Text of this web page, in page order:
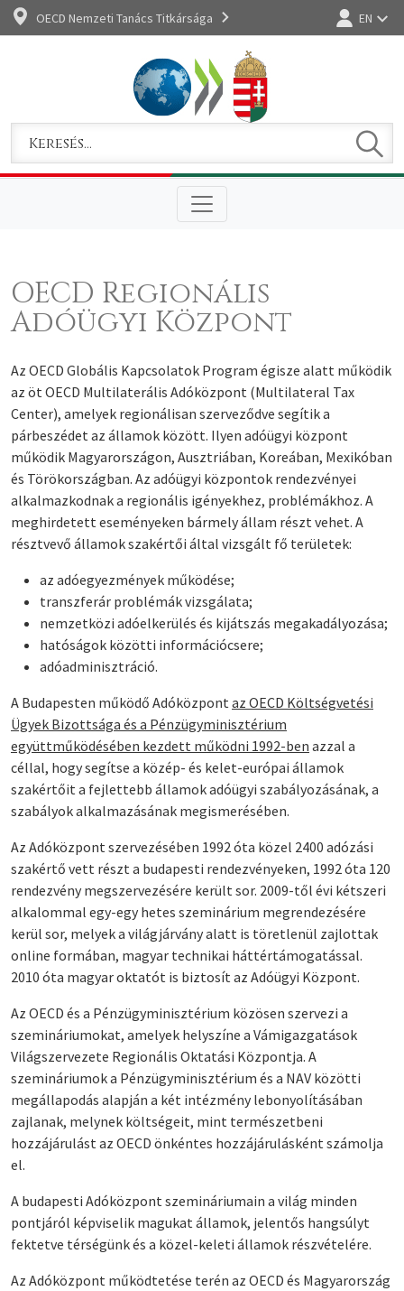
OECD Nemzeti Tanács Titkársága EN
OECD Regionális
Adóügyi Központ
Az OECD Globális Kapcsolatok Program égisze alatt működik
az öt OECD Multilaterális Adóközpont (Multilateral Tax
Center), amelyek regionálisan szerveződve segítik a
párbeszédet az államok között. Ilyen adóügyi központ
működik Magyarországon, Ausztriában, Koreában, Mexikóban
és Törökországban. Az adóügyi központok rendezvényei
alkalmazkodnak a regionális igényekhez, problémákhoz. A
meghirdetett eseményeken bármely állam részt vehet. A
résztvevő államok szakértői által vizsgált fő területek:
az adóegyezmények működése;
transzferár problémák vizsgálata;
nemzetközi adóelkerülés és kijátszás megakadályozása;
hatóságok közötti információcsere;
adóadminisztráció.
A Budapesten működő Adóközpontaz OECD Költségvetési
Ügyek Bizottsága és a Pénzügyminisztérium
együttműködésében kezdett működni 1992-ben azzal a
céllal, hogy segítse a közép- és kelet-európai államok
szakértőit a fejlettebb államok adóügyi szabályozásának, a
szabályok alkalmazásának megismerésében.
Az Adóközpont szervezésében 1992 óta közel 2400 adózási
szakértő vett részt a budapesti rendezvényeken, 1992 óta 120
rendezvény megszervezésére került sor. 2009-től évi kétszeri
alkalommal egy-egy hetes szeminárium megrendezésére
kerül sor, melyek a világjárvány alatt is töretlenül zajlottak
online formában, magyar technikai háttértámogatással.
2010 óta magyar oktatót is biztosít az Adóügyi Központ.
Az OECD és a Pénzügyminisztérium közösen szervezi a
szemináriumokat, amelyek helyszíne a Vámigazgatások
Világszervezete Regionális Oktatási Központja. A
szemináriumok a Pénzügyminisztérium és a NAV közötti
megállapodás alapján a két intézmény lebonyolításában
zajlanak, melynek költségeit, mint természetbeni
hozzájárulást az OECD önkéntes hozzájárulásként számolja
el.
A budapesti Adóközpont szemináriumain a világ minden
pontjáról képviselik magukat államok, jelentős hangsúlyt
fektetve térségünk és a közel-keleti államok részvételére.
Az Adóközpont működtetése terén az OECD és Magyarország